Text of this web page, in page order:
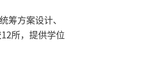
方案设计、
所，提供学位